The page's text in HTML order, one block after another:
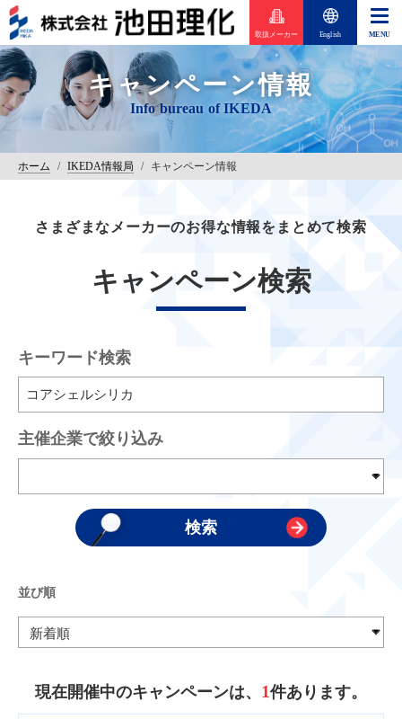
取扱メーカー English
キャンペーン情報
ホーム / IKEDA情報局 / キャンペーン情報
さまざまなメーカーのお得な情報をまとめて検索
キャンペーン検索
キーワード検索
主催企業で絞り込み
並び順
現在開催中のキャンペーンは、 1件あります。